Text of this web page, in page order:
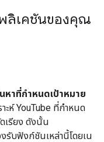
ลิเคชันของคุณ
หาที่กำหนดเป้าหมาย
ะห์ YouTube ที่กำหนด
เรียง ดังนั้น
รับฟังก์ชันเหล่านี้โดยเน